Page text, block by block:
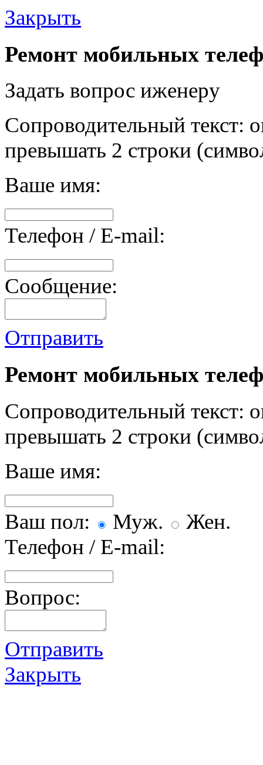
Закрыть
Ремонт мобильных
Задать вопрос иженеру
Сопроводительный текст:
превышать 2 строки
Ваше имя:
Телефон / E-mail:
Сообщение:
Отправить
Ремонт мобильных
Сопроводительный текст:
превышать 2 строки
Ваше имя:
Ваш пол: Муж.
Жен.
Телефон / E-mail:
Вопрос:
Отправить
Закрыть